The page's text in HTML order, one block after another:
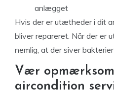
anlægget
Hvis der er utætheder i dit
bliver repareret. Når der er
nemlig, at der siver
Vær
aircondition